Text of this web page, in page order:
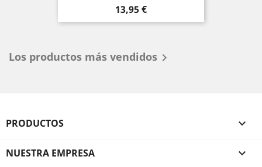
Precio
13,95 €
Los productos más vendidos 
PRODUCTOS 
NUESTRA EMPRESA 